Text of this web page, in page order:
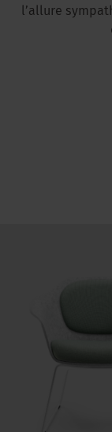
l’allure